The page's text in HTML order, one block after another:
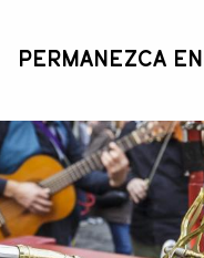
PERMANEZCA EN